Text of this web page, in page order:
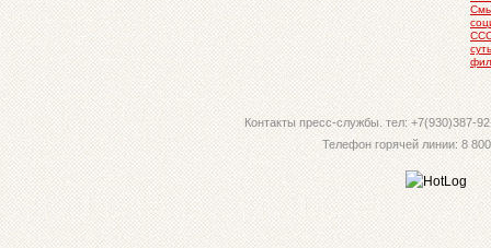
Контакты пресс-службы. тел: +7(930)387-
Телефон горячей линии: 8